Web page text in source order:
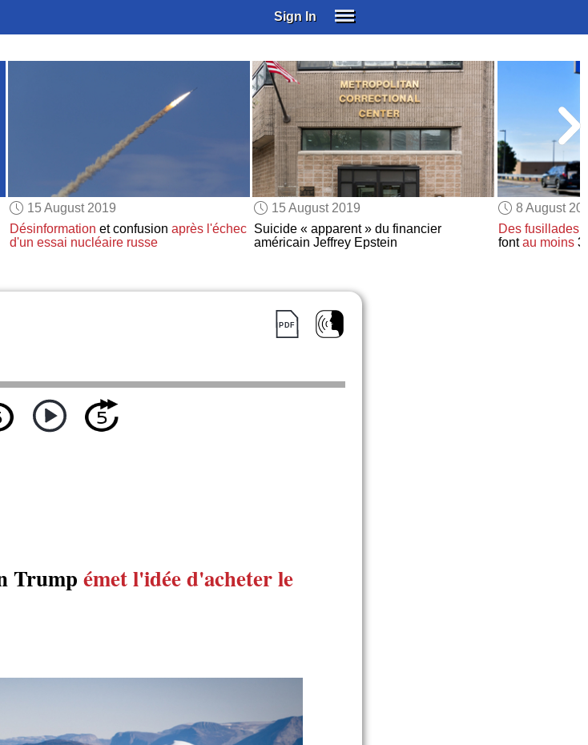
Sign In
SUBSCRIBE
EDUCATIONAL LICENSES
GIFT CARDS
OTHER LANGUAGES
ABOUT US
ALEXA
ADJUST COLORS
15 August 2019
Désinformation et confusion après l'échec
d'un essai nucléaire russe
15 August 2019
Suicide « apparent » du financier
américain Jeffrey Epstein
8 August
Des fusillades
fontau moins
Trump émet l'idéed'acheter le